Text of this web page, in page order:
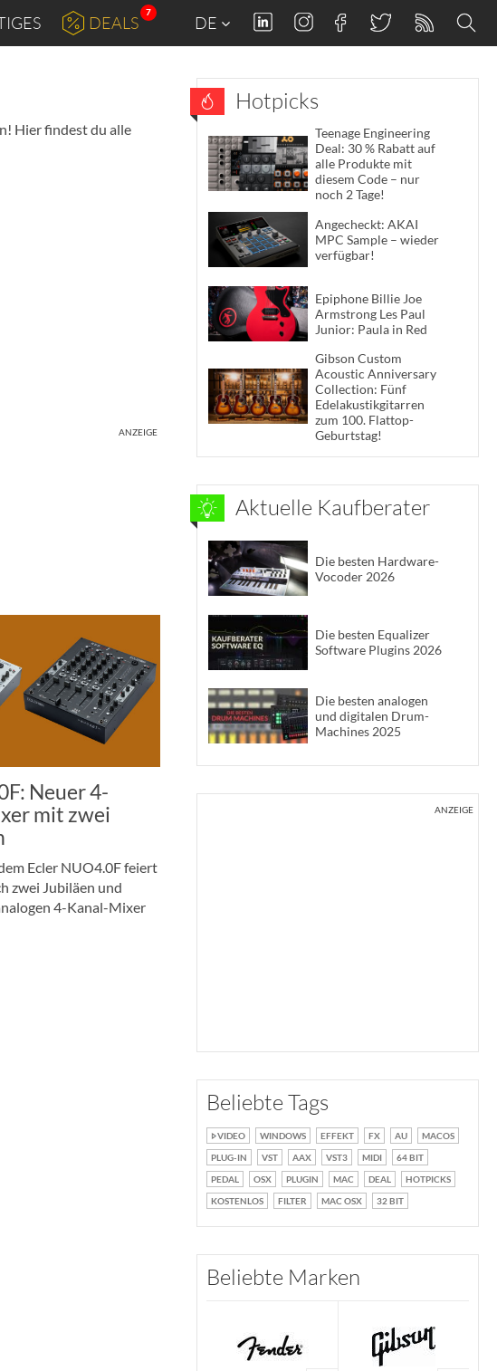
DEALS
7
DE
Hier findest du alle
ANZEIGE
Neuer 4-
mit zwei
Ecler NUO4.0F feiert
zwei Jubiläen und
4-Kanal-Mixer
Hotpicks
Teenage Engineering
Deal: 30 % Rabatt auf
alle Produkte mit
diesem Code – nur
noch 2 Tage!
Angecheckt: AKAI
MPC Sample – wieder
verfügbar!
Epiphone Billie Joe
Armstrong Les Paul
Junior: Paula in Red
Gibson Custom
Acoustic Anniversary
Collection: Fünf
Edelakustikgitarren
zum 100. Flattop-
Geburtstag!
Aktuelle Kaufberater
Die besten Hardware-
Vocoder 2026
Die besten Equalizer
Software Plugins 2026
Die besten analogen
und digitalen Drum-
Machines 2025
ANZEIGE
Beliebte Tags
VIDEO WINDOWS EFFEKT FX AU
MACOS
PLUG-IN
VST AAX VST3 MIDI
64 BIT
PEDAL
OSX PLUGIN MAC DEAL
HOTPICKS
KOSTENLOS
FILTER MAC OSX 32 BIT
Beliebte Marken